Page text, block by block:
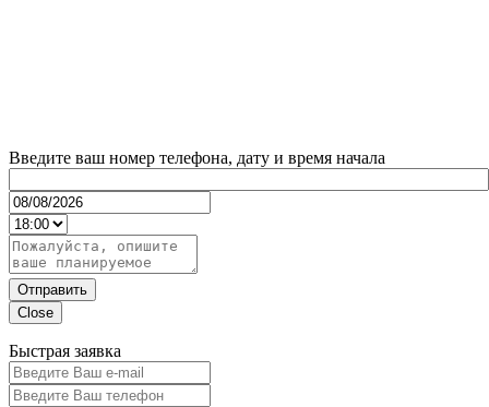
Введите ваш номер телефона, дату и время начала
Отправить
Close
Быстрая заявка